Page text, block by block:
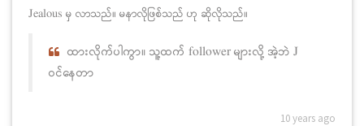
Jealous မှ လာသည်။ မနာလိုဖြစ်သည် ဟု ဆိုလိုသည်။
ထားလိုက်ပါကွာ။ သူ့ထက် follower များလို့ အဲ့ဘဲ J
ဝင်နေတာ
10 years ago